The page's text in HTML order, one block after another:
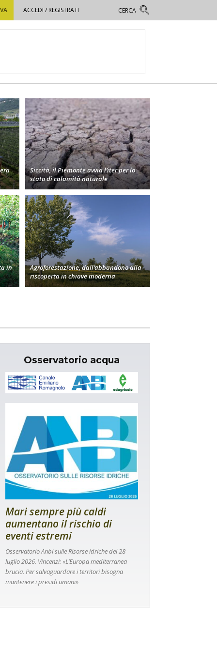
ACCEDI / REGISTRATI
Siccità, il Piemonte avvia l’iter per lo
stato di calamità naturale
in
Agroforestazione, dall’abbandono alla
riscoperta in chiave moderna
Osservatorio acqua
Mari sempre più caldi
aumentano il rischio di
eventi estremi
Osservatorio Anbi sulle Risorse idriche del 28
luglio 2026. Vincenzi: «L’Europa mediterranea
brucia. Per salvaguardare i territori bisogna
mantenere i presidi umani»